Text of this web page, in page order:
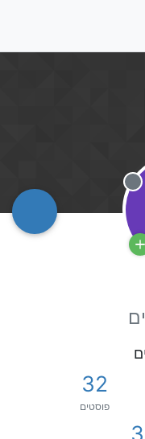
מנותק
32
פוסטים
3